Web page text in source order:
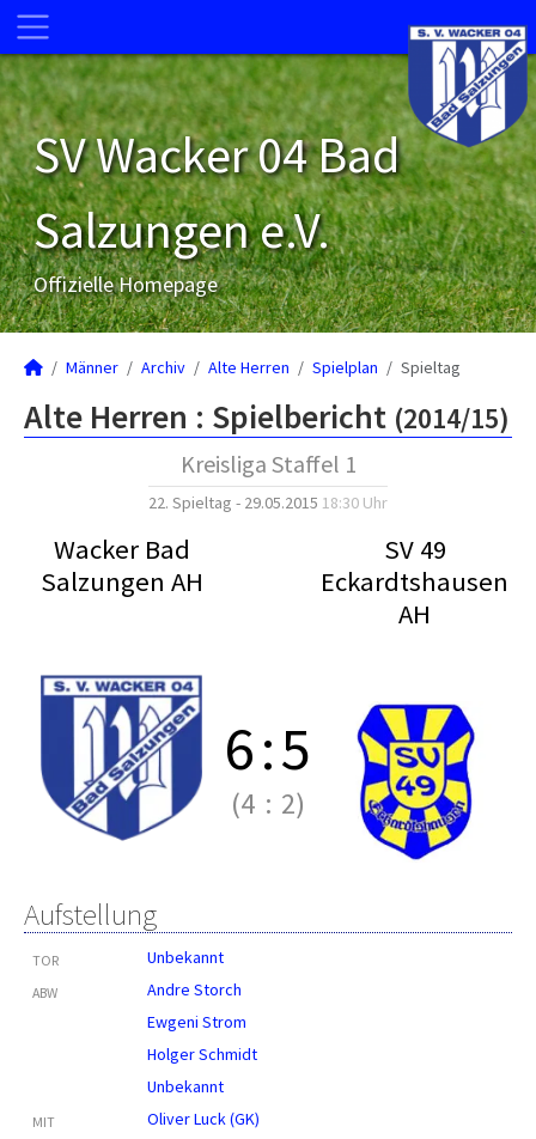
SV Wacker 04 Bad
Salzungen e.V.
Offizielle Homepage
Männer Archiv Alte Herren Spielplan Spieltag
Alte Herren : Spielbericht (2014/15)
Kreisliga Staffel 1
22. Spieltag - 29.05.2015 18:30 Uhr
Wacker Bad
Salzungen AH
SV 49
Eckardtshausen
AH
6:5
(4 : 2)
Aufstellung
TOR Unbekannt
ABW
Andre Storch
Ewgeni Strom
Holger Schmidt
Unbekannt
MIT
Oliver Luck (GK)